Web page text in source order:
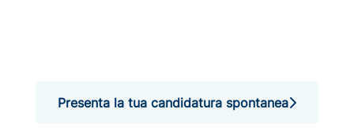
Presenta la tua candidatura spontanea